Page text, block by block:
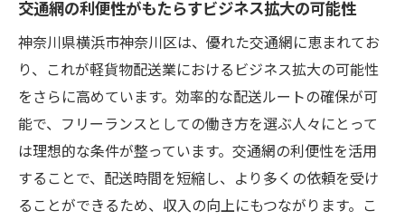
交通網の利便性がもたらすビジネス拡大の可能性
神奈川県横浜市神奈川区は、優れた交通網に恵まれてお
り、これが軽貨物配送業におけるビジネス拡大の可能性
をさらに高めています。効率的な配送ルートの確保が可
能で、フリーランスとしての働き方を選ぶ人々にとって
は理想的な条件が整っています。交通網の利便性を活用
することで、配送時間を短縮し、より多くの依頼を受け
ることができるため、収入の向上にもつながります。こ